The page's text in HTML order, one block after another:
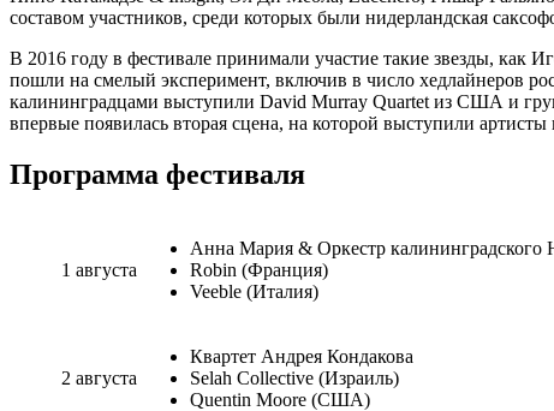
составом участников, среди которых были нидерландская
В 2016 году в фестивале принимали участие такие звезды, как
пошли на смелый эксперимент, включив в число хедлайнеров
калининградцами выступили David Murray Quartet из США и
впервые появилась вторая сцена, на которой выступили
Программа фестиваля
1 августа
Анна Мария & Оркестр калининградского
Robin (Франция)
Veeble (Италия)
2 августа
Квартет Андрея Кондакова
Selah Collective (Израиль)
Quentin Moore (США)